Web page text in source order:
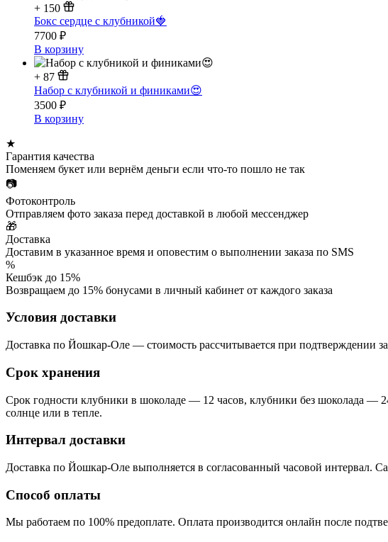
+ 150
Бокс сердце с клубникой🍓
7700 ₽
В корзину
+ 87
Набор с клубникой и финиками😍
3500 ₽
В корзину
★
Гарантия качества
Поменяем букет или вернём деньги если что-то пошло не так
📷
Фотоконтроль
Отправляем фото заказа перед доставкой в любой мессенджер
🎁
Доставка
Доставим в указанное время и оповестим о выполнении заказа по SMS
%
Кешбэк до 15%
Возвращаем до 15% бонусами в личный кабинет от каждого заказа
Условия доставки
Доставка по Йошкар-Оле — стоимость рассчитывается при подтверждении
Срок хранения
Срок годности клубники в шоколаде — 12 часов, клубники без шоколада —
солнце или в тепле.
Интервал доставки
Доставка по Йошкар-Оле выполняется в согласованный часовой интервал.
Способ оплаты
Мы работаем по 100% предоплате. Оплата производится онлайн после